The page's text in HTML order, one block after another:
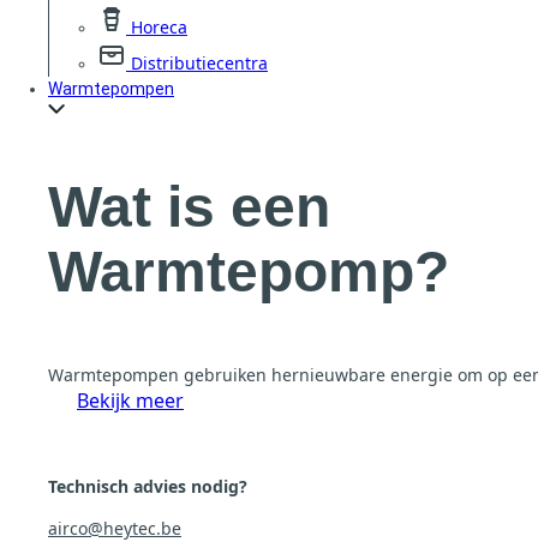
Horeca
Distributiecentra
Warmtepompen
Wat is een
Warmtepomp?
Warmtepompen gebruiken hernieuwbare energie om op
Bekijk meer
Technisch advies nodig?
airco@heytec.be